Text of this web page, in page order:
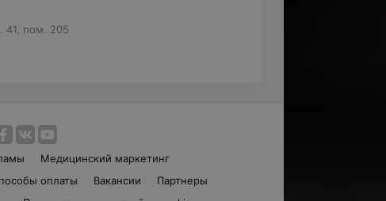
41, пом. 205
Медицинский маркетинг
оплаты Вакансии
Партнеры